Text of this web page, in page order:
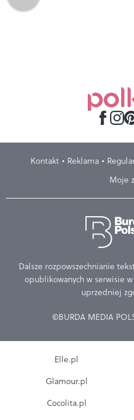
Kontakt Reklama
Moje
Dalsze rozpowszechnianie
opublikowanych w serwisie
uprzedniej
©BURDA MEDIA
Elle.pl
Glamour.pl
Cocolita.pl